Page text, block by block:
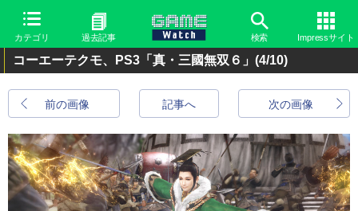
カテゴリ 過去記事 検索 Impressサイト
コーエーテクモ、PS3「真・三國無双６」 (4/10)
前の画像 次の画像
記事へ